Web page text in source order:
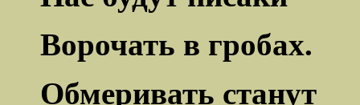
Ворочать в гробах.
Обмеривать станут